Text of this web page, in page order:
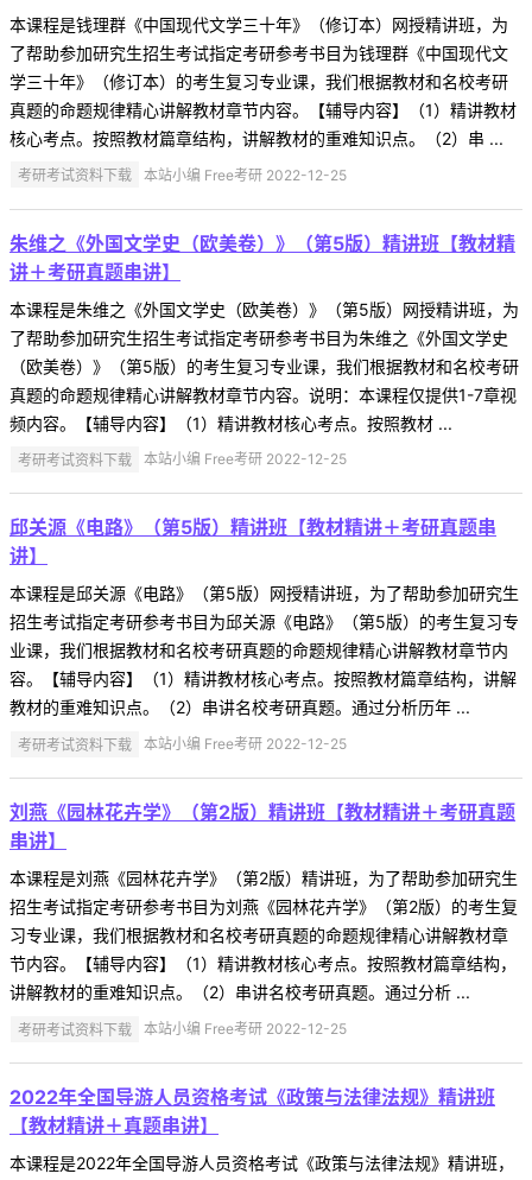
本课程是钱理群《中国现代文学三十年》（修订本）网授精讲班，为
了帮助参加研究生招生考试指定考研参考书目为钱理群《中国现代文
学三十年》（修订本）的考生复习专业课，我们根据教材和名校考研
真题的命题规律精心讲解教材章节内容。【辅导内容】（1）精讲教材
核心考点。按照教材篇章结构，讲解教材的重难知识点。（2）串 ...
考研考试资料下载 本站小编 Free考研 2022-12-25
朱维之《外国文学史（欧美卷）》（第5版）精讲班【教材精
讲＋考研真题串讲】
本课程是朱维之《外国文学史（欧美卷）》（第5版）网授精讲班，为
了帮助参加研究生招生考试指定考研参考书目为朱维之《外国文学史
（欧美卷）》（第5版）的考生复习专业课，我们根据教材和名校考研
真题的命题规律精心讲解教材章节内容。说明：本课程仅提供1-7章视
频内容。【辅导内容】（1）精讲教材核心考点。按照教材 ...
考研考试资料下载 本站小编 Free考研 2022-12-25
邱关源《电路》（第5版）精讲班【教材精讲＋考研真题串
讲】
本课程是邱关源《电路》（第5版）网授精讲班，为了帮助参加研究生
招生考试指定考研参考书目为邱关源《电路》（第5版）的考生复习专
业课，我们根据教材和名校考研真题的命题规律精心讲解教材章节内
容。【辅导内容】（1）精讲教材核心考点。按照教材篇章结构，讲解
教材的重难知识点。（2）串讲名校考研真题。通过分析历年 ...
考研考试资料下载 本站小编 Free考研 2022-12-25
刘燕《园林花卉学》（第2版）精讲班【教材精讲＋考研真题
串讲】
本课程是刘燕《园林花卉学》（第2版）精讲班，为了帮助参加研究生
招生考试指定考研参考书目为刘燕《园林花卉学》（第2版）的考生复
习专业课，我们根据教材和名校考研真题的命题规律精心讲解教材章
节内容。【辅导内容】（1）精讲教材核心考点。按照教材篇章结构，
讲解教材的重难知识点。（2）串讲名校考研真题。通过分析 ...
考研考试资料下载 本站小编 Free考研 2022-12-25
2022年全国导游人员资格考试《政策与法律法规》精讲班
【教材精讲＋真题串讲】
本课程是2022年全国导游人员资格考试《政策与法律法规》精讲班，